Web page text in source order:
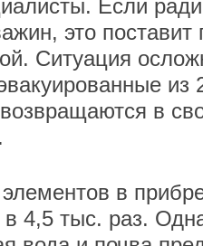
Если
это поставит
Ситуация
из
в
в
4,5 тыс. раз.